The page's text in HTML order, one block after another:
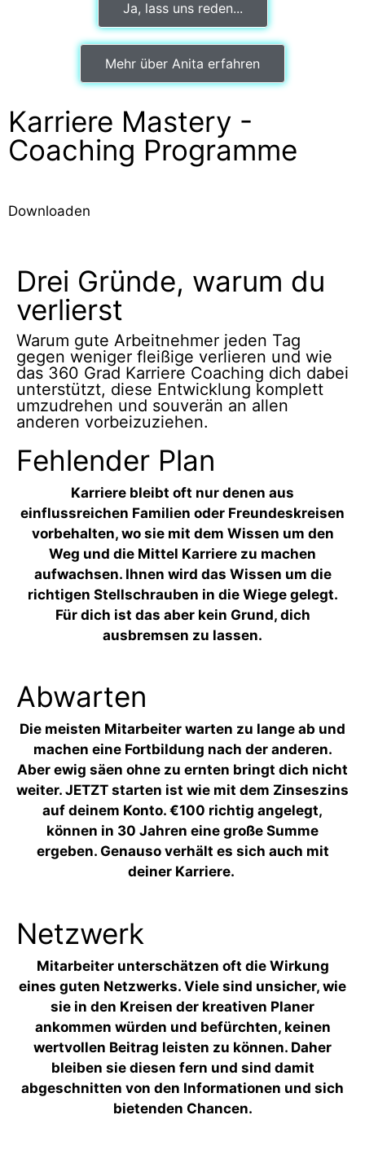
Ja, lass uns reden...
Mehr über Anita erfahren
Karriere Mastery -
Coaching Programme
Downloaden
Drei Gründe, warum du
verlierst
Warum gute Arbeitnehmer jeden Tag
gegen weniger fleißige verlieren und wie
das 360 Grad Karriere Coaching dich dabei
unterstützt, diese Entwicklung komplett
umzudrehen und souverän an allen
anderen vorbeizuziehen.
Fehlender Plan
Karriere bleibt oft nur denen aus
einflussreichen Familien oder Freundeskreisen
vorbehalten, wo sie mit dem Wissen um den
Weg und die Mittel Karriere zu machen
aufwachsen. Ihnen wird das Wissen um die
richtigen Stellschrauben in die Wiege gelegt.
Für dich ist das aber kein Grund, dich
ausbremsen zu lassen.
Abwarten
Die meisten Mitarbeiter warten zu lange ab und
machen eine Fortbildung nach der anderen.
Aber ewig säen ohne zu ernten bringt dich nicht
weiter. JETZT starten ist wie mit dem Zinseszins
auf deinem Konto. €100 richtig angelegt,
können in 30 Jahren eine große Summe
ergeben. Genauso verhält es sich auch mit
deiner Karriere.
Netzwerk
Mitarbeiter unterschätzen oft die Wirkung
eines guten Netzwerks. Viele sind unsicher, wie
sie in den Kreisen der kreativen Planer
ankommen würden und befürchten, keinen
wertvollen Beitrag leisten zu können. Daher
bleiben sie diesen fern und sind damit
abgeschnitten von den Informationen und sich
bietenden Chancen.